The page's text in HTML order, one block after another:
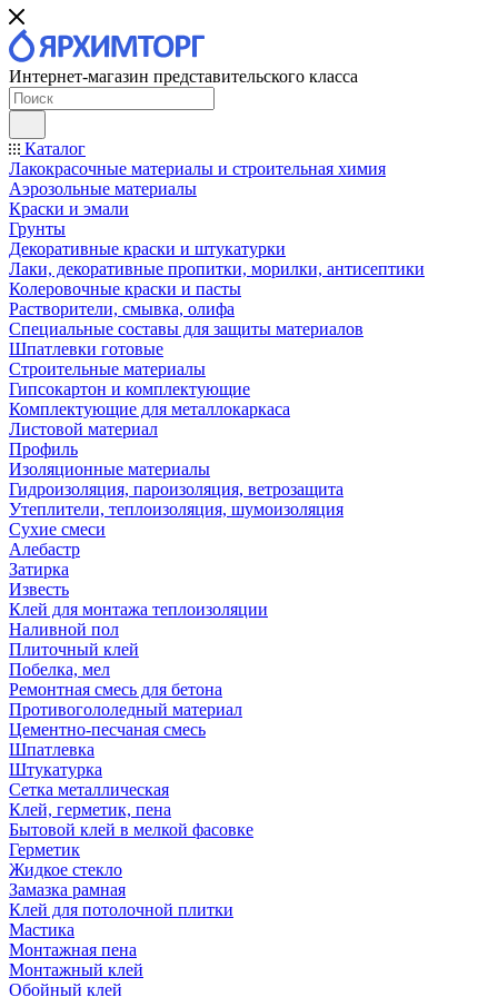
Интернет-магазин представительского класса
Каталог
Лакокрасочные материалы и строительная химия
Аэрозольные материалы
Краски и эмали
Грунты
Декоративные краски и штукатурки
Лаки, декоративные пропитки, морилки, антисептики
Колеровочные краски и пасты
Растворители, смывка, олифа
Специальные составы для защиты материалов
Шпатлевки готовые
Строительные материалы
Гипсокартон и комплектующие
Комплектующие для металлокаркаса
Листовой материал
Профиль
Изоляционные материалы
Гидроизоляция, пароизоляция, ветрозащита
Утеплители, теплоизоляция, шумоизоляция
Сухие смеси
Алебастр
Затирка
Известь
Клей для монтажа теплоизоляции
Наливной пол
Плиточный клей
Побелка, мел
Ремонтная смесь для бетона
Противогололедный материал
Цементно-песчаная смесь
Шпатлевка
Штукатурка
Сетка металлическая
Клей, герметик, пена
Бытовой клей в мелкой фасовке
Герметик
Жидкое стекло
Замазка рамная
Клей для потолочной плитки
Мастика
Монтажная пена
Монтажный клей
Обойный клей